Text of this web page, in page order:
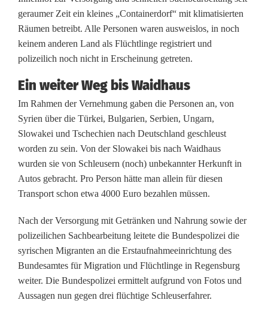
r
s
e
t
z
e
n
M
i
g
r
a
n
geraumer Zeit ein kleines „Containerdorf“ mit klimatisierten
Räumen betreibt. Alle Personen waren ausweislos, in noch
keinem anderen Land als Flüchtlinge registriert und
polizeilich noch nicht in Erscheinung getreten.
Ein weiter Weg bis Waidhaus
Im Rahmen der Vernehmung gaben die Personen an, von
Syrien über die Türkei, Bulgarien, Serbien, Ungarn,
Slowakei und Tschechien nach Deutschland geschleust
worden zu sein. Von der Slowakei bis nach Waidhaus
wurden sie von Schleusern (noch) unbekannter Herkunft in
Autos gebracht. Pro Person hätte man allein für diesen
Transport schon etwa 4000 Euro bezahlen müssen.
Nach der Versorgung mit Getränken und Nahrung sowie der
polizeilichen Sachbearbeitung leitete die Bundespolizei die
syrischen Migranten an die Erstaufnahmeeinrichtung des
Bundesamtes für Migration und Flüchtlinge in Regensburg
weiter. Die Bundespolizei ermittelt aufgrund von Fotos und
Aussagen nun gegen drei flüchtige Schleuserfahrer.